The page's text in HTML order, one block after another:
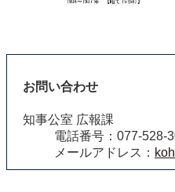
お問い合わせ
知事公室 広報課
電話番号：077-528-
メールアドレス：